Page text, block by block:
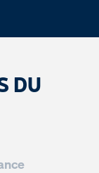
DU